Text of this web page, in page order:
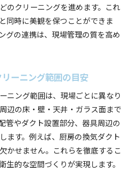
のクリーニングを進めます。これ
同時に美観を保つことができま
グの連携は、現場管理の質を高め
ーニング範囲の目安
ニング範囲は、現場ごとに異なり
辺の床・壁・天井・ガラス面まで
管やダクト設置部分、器具周辺の
ます。例えば、厨房の換気ダクト
かせません。これらを徹底するこ
生的な空間づくりが実現します。